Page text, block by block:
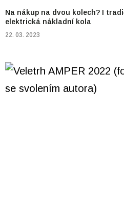
Na nákup na dvou kolech? I
elektrická nákladní kola
22. 03. 2023